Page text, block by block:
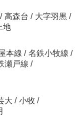
/ 高森台 / 大字羽黒 /
地
本線 / 名鉄小牧線 /
瀬戸線 /
大 / 小牧 /